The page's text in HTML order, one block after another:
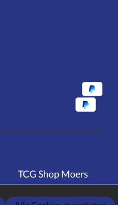
TCG Shop Moers
realisiert mitjd.tec